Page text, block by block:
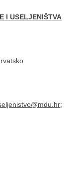
I USELJENIŠTVA
;